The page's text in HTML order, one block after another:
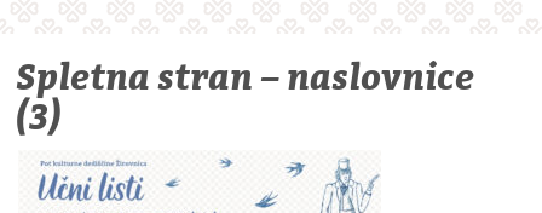
INFORMACIJE
ZA
OBISKOVALCE
Spletna stran – naslovnice
(3)